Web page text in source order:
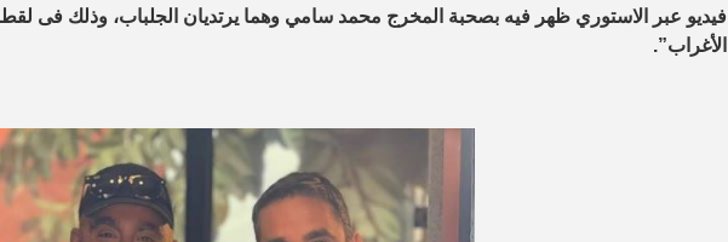
فيديو عبر الاستوري ظهر فيه بصحبة المخرج محمد سامي وهما يرتديان الجلباب، وذلك
الأغراب”.